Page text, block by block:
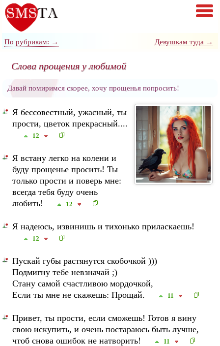
По рубрикам: → Девушкам туда →
Слова прощения у любимой
Давай помиримся скорее, хочу прощенья попросить!
Я бессовестный, ужасный, ты
прости, цветок прекрасный....
12
Я встану легко на колени и
буду прощенье просить! Ты
только прости и поверь мне:
всегда тебя буду очень
любить!
12
Я надеюсь, извинишь и тихонько приласкаешь!
12
Пускай губы растянутся скобочкой )))
Подмигну тебе невзначай ;)
Стану самой счастливою мордочкой,
Если ты мне не скажешь: Прощай.
11
Привет, ты прости, если сможешь! Готов я вину
свою искупить, и очень постараюсь быть лучше,
чтоб снова ошибок не натворить!
11